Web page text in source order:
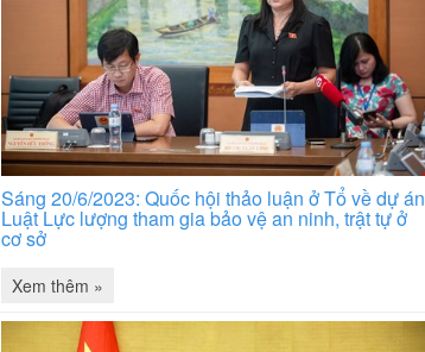
Sáng 20/6/2023: Quốc hội thảo luận ở Tổ về dự án
Luật Lực lượng tham gia bảo vệ an ninh, trật tự ở
cơ sở
Xem thêm »